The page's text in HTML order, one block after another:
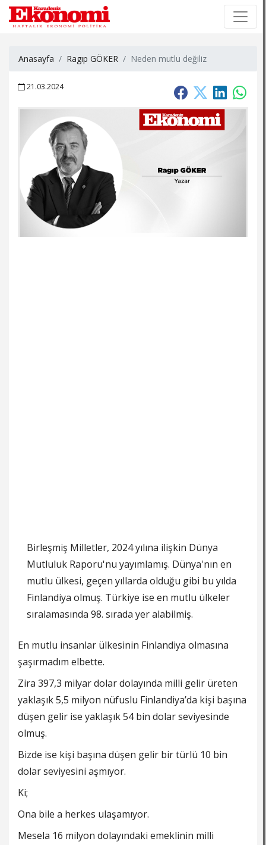
Anasayfa Ragıp GÖKER Neden mutlu değiliz
21.03.2024
Birleşmiş Milletler, 2024 yılına ilişkin Dünya
Mutluluk Raporu'nu yayımlamış. Dünya'nın en
mutlu ülkesi, geçen yıllarda olduğu gibi bu yılda
Finlandiya olmuş. Türkiye ise en mutlu ülkeler
sıralamasında 98. sırada yer alabilmiş.
En mutlu insanlar ülkesinin Finlandiya olmasına
şaşırmadım elbette.
Zira 397,3 milyar dolar dolayında milli gelir üreten
yaklaşık 5,5 milyon nüfuslu Finlandiya’da kişi başına
düşen gelir ise yaklaşık 54 bin dolar seviyesinde
olmuş.
Bizde ise kişi başına düşen gelir bir türlü 10 bin
dolar seviyesini aşmıyor.
Ki;
Ona bile a herkes ulaşamıyor.
Mesela 16 milyon dolayındaki emeklinin milli
×
×